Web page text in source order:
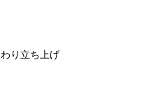
り立ち上げ